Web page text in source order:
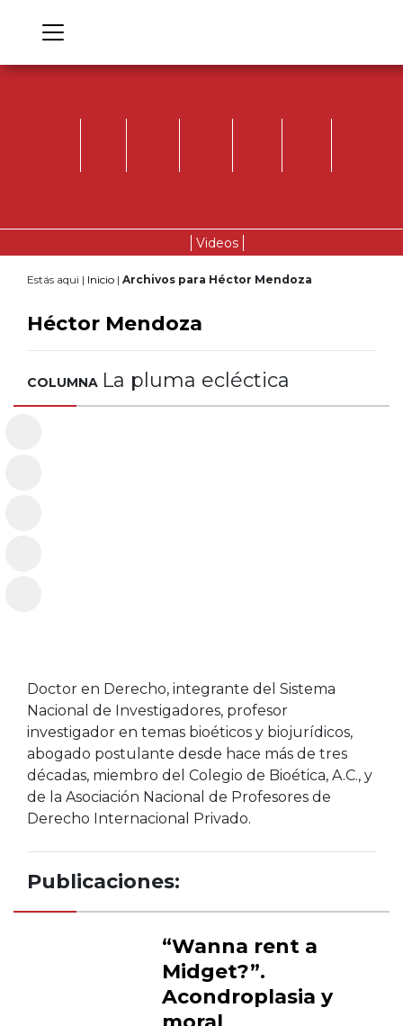
Videos
Estás aqui | Inicio | Archivos para Héctor Mendoza
Héctor Mendoza
COLUMNA La pluma ecléctica
Doctor en Derecho, integrante del Sistema
Nacional de Investigadores, profesor
investigador en temas bioéticos y biojurídicos,
abogado postulante desde hace más de tres
décadas, miembro del Colegio de Bioética, A.C., y
de la Asociación Nacional de Profesores de
Derecho Internacional Privado.
Publicaciones:
“Wanna rent a
Midget?”.
Acondroplasia y